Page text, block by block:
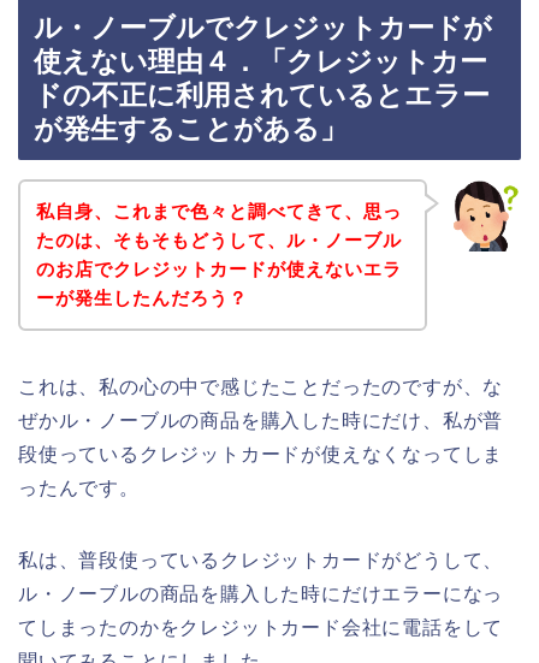
ル・ノーブルでクレジットカードが
使えない理由４．「クレジットカー
ドの不正に利用されているとエラー
が発生することがある」
私自身、これまで色々と調べてきて、思っ
たのは、そもそもどうして、ル・ノーブル
のお店でクレジットカードが使えないエラ
ーが発生したんだろう？
これは、私の心の中で感じたことだったのですが、な
ぜかル・ノーブルの商品を購入した時にだけ、私が普
段使っているクレジットカードが使えなくなってしま
ったんです。
私は、普段使っているクレジットカードがどうして、
ル・ノーブルの商品を購入した時にだけエラーになっ
てしまったのかをクレジットカード会社に電話をして